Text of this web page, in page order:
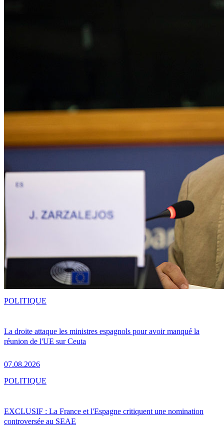
La droite attaque les ministres espagnols pour avoir manqué la
réunion de l'UE sur Ceuta
07.08.2026
POLITIQUE
EXCLUSIF : La France et l'Espagne critiquent une nomination
controversée au SEAE
POLITIQUE